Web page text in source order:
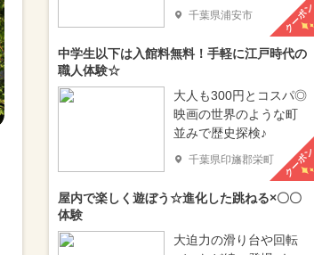
千葉県浦安市 クーポン
中学生以下は入館料無料！手軽に江戸時代の
職人体験☆
大人も300円とコスパ◎
映画の世界のような町
並みで歴史探検♪
千葉県印旛郡栄町 クーポン
屋内で楽しく遊ぼう☆進化した跳ねる×〇〇
体験
大迫力の滑り台や回転